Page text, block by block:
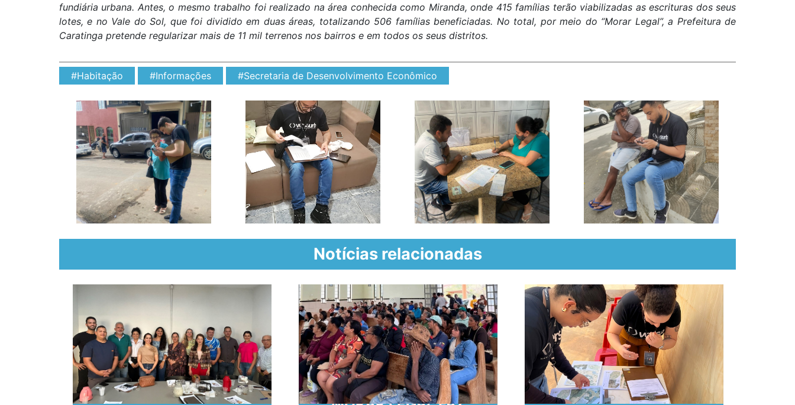
fundiária urbana. Antes, o mesmo trabalho foi realizado na área conhecida como Miranda, onde 415 famílias terão viabilizadas as escrituras dos seus
lotes, e no Vale do Sol, que foi dividido em duas áreas, totalizando 506 famílias beneficiadas. No total, por meio do “Morar Legal”, a Prefeitura de
Caratinga pretende regularizar mais de 11 mil terrenos nos bairros e em todos os seus distritos.
#Habitação #Informações #Secretaria de Desenvolvimento Econômico
Notícias relacionadas
SECULT reúne
PORTELINHA INICIA